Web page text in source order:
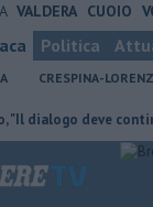
VALDERA CUOIO
Politica
CRESPINA-
deve continuare"